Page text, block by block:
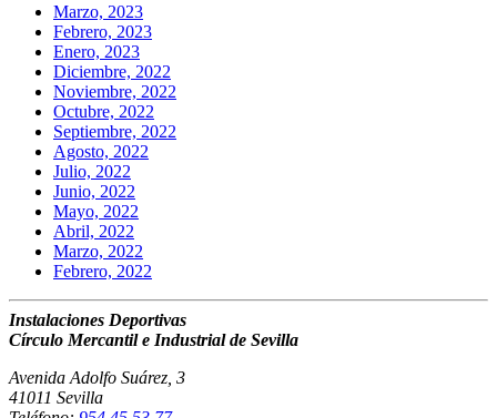
Marzo, 2023
Febrero, 2023
Enero, 2023
Diciembre, 2022
Noviembre, 2022
Octubre, 2022
Septiembre, 2022
Agosto, 2022
Julio, 2022
Junio, 2022
Mayo, 2022
Abril, 2022
Marzo, 2022
Febrero, 2022
Instalaciones Deportivas
Círculo Mercantil e Industrial de Sevilla
Avenida Adolfo Suárez, 3
41011 Sevilla